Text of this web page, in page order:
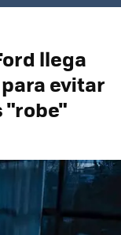
llega
evitar
"robe"